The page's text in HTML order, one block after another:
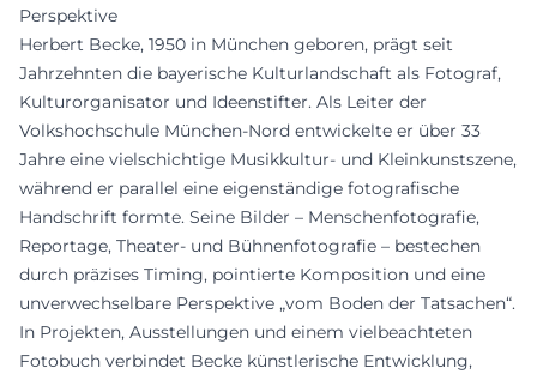
Perspektive
Herbert Becke, 1950 in München geboren, prägt seit
Jahrzehnten die bayerische Kulturlandschaft als Fotograf,
Kulturorganisator und Ideenstifter. Als Leiter der
Volkshochschule München-Nord entwickelte er über 33
Jahre eine vielschichtige Musikkultur- und Kleinkunstszene,
während er parallel eine eigenständige fotografische
Handschrift formte. Seine Bilder – Menschenfotografie,
Reportage, Theater- und Bühnenfotografie – bestechen
durch präzises Timing, pointierte Komposition und eine
unverwechselbare Perspektive „vom Boden der Tatsachen“.
In Projekten, Ausstellungen und einem vielbeachteten
Fotobuch verbindet Becke künstlerische Entwicklung,